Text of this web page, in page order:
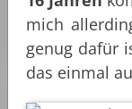
mich
genug dafür
das einmal